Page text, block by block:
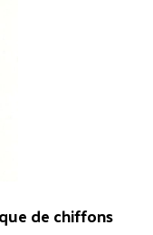
de chiffons